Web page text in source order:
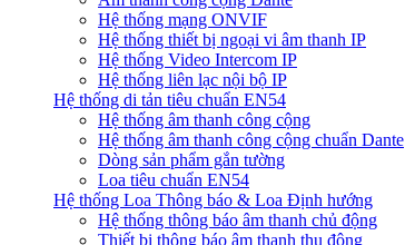
Hệ thống mạng ONVIF
Hệ thống thiết bị ngoại vi âm thanh IP
Hệ thống Video Intercom IP
Hệ thống liên lạc nội bộ IP
Hệ thống di tản tiêu chuẩn EN54
Hệ thống âm thanh công cộng
Hệ thống âm thanh công cộng chuẩn Dante
Dòng sản phẩm gắn tường
Loa tiêu chuẩn EN54
Hệ thống Loa Thông báo & Loa Định hướng
Hệ thống thông báo âm thanh chủ động
Thiết bị thông báo âm thanh thụ động